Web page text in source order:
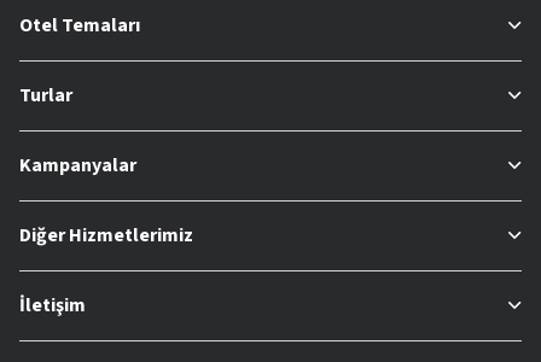
Otel Temaları
Turlar
Kampanyalar
Diğer Hizmetlerimiz
İletişim